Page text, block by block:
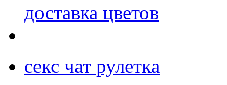
доставка цветов
секс чат рулетка